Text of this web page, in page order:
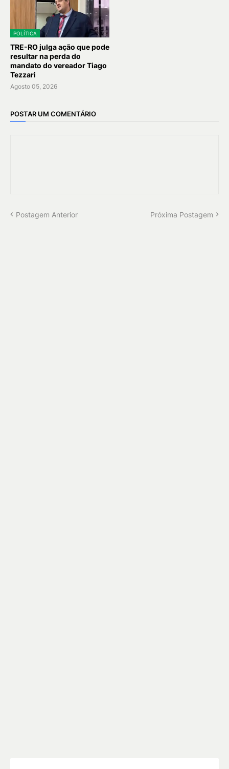
POLÍTICA
TRE-RO julga ação que pode
resultar na perda do
mandato do vereador Tiago
Tezzari
Agosto 05, 2026
POSTAR UM COMENTÁRIO
Postagem Anterior Próxima Postagem